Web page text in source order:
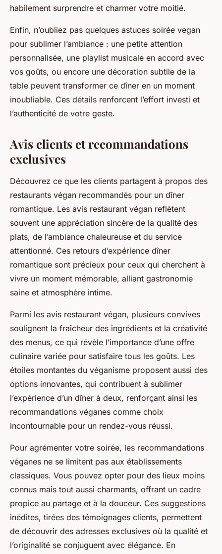
habilement surprendre et charmer votre moitié.
Enfin, n’oubliez pas quelques astuces soirée vegan
pour sublimer l’ambiance : une petite attention
personnalisée, une playlist musicale en accord avec
vos goûts, ou encore une décoration subtile de la
table peuvent transformer ce dîner en un moment
inoubliable. Ces détails renforcent l’effort investi et
l’authenticité de votre geste.
Avis clients et recommandations
exclusives
Découvrez ce que les clients partagent à propos des
restaurants végan recommandés pour un dîner
romantique. Les avis restaurant végan reflètent
souvent une appréciation sincère de la qualité des
plats, de l’ambiance chaleureuse et du service
attentionné. Ces retours d’expérience dîner
romantique sont précieux pour ceux qui cherchent à
vivre un moment mémorable, alliant gastronomie
saine et atmosphère intime.
Parmi les avis restaurant végan, plusieurs convives
soulignent la fraîcheur des ingrédients et la créativité
des menus, ce qui révèle l’importance d’une offre
culinaire variée pour satisfaire tous les goûts. Les
étoiles montantes du véganisme proposent aussi des
options innovantes, qui contribuent à sublimer
l’expérience d’un dîner à deux, renforçant ainsi les
recommandations véganes comme choix
incontournable pour un rendez-vous réussi.
Pour agrémenter votre soirée, les recommandations
véganes ne se limitent pas aux établissements
classiques. Vous pouvez opter pour des lieux moins
connus mais tout aussi charmants, offrant un cadre
propice au partage et à la douceur. Ces suggestions
inédites, tirées des témoignages clients, permettent
de découvrir des adresses exclusives où la qualité et
l’originalité se conjuguent avec élégance. En